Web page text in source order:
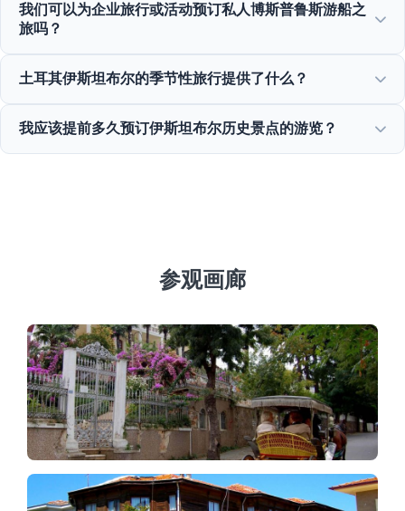
的便捷接送服务。
我们可以为企业旅行或活动预订私人博斯普鲁斯游船之
旅吗？
租赁、企业活动和私人博斯普鲁斯晚餐巡游。
土耳其伊斯坦布尔的季节性旅行提供了什么？
到夏季巡游、历史冬季游览和丰富的美食之旅。
我应该提前多久预订伊斯坦布尔历史景点的游览？
参观画廊